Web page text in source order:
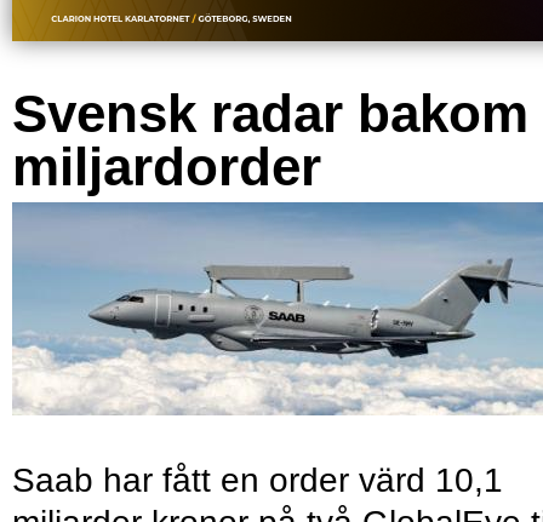
Svensk radar bakom
miljardorder
Saab har fått en order värd 10,1